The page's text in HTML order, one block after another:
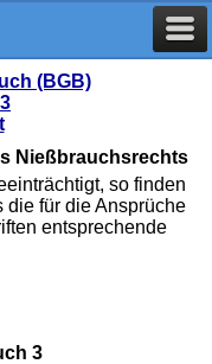
(BGB)
Nießbrauchsrechts
so finden
die für die Ansprüche
entsprechende
3